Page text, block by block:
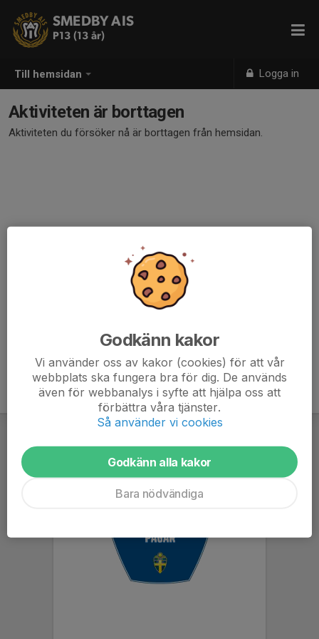
Till hemsidan Logga in
SMEDBY AIS
P13 (13 år)
Aktiviteten är borttagen
Aktiviteten du försöker nå är borttagen från hemsidan.
Godkänn kakor
Vi använder oss av kakor (cookies) för att vår
webbplats ska fungera bra för dig. De används
även för webbanalys i syfte att hjälpa oss att
förbättra våra tjänster.
Så använder vi cookies
Godkänn alla kakor
Bara nödvändiga